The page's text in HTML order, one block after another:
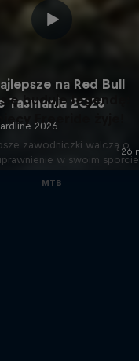
buduje legendę:
zawodniczki walczą o
w swoim sporcie
MTB